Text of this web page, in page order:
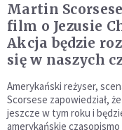
Martin
film o Jezusie
Akcja będzie
się w naszych
Amerykański reżyser,
Scorsese zapowiedział,
jeszcze w tym roku i
amerykańskie